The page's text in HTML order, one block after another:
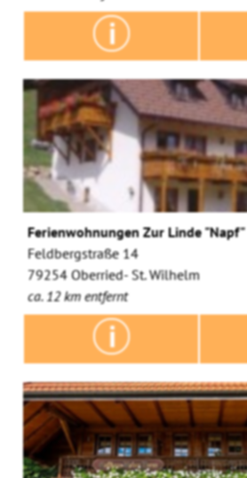
Ferienwohnungen Zur Linde "Napf"
Feldbergstraße 14
79254 Oberried- St. Wilhelm
ca. 12 km entfernt